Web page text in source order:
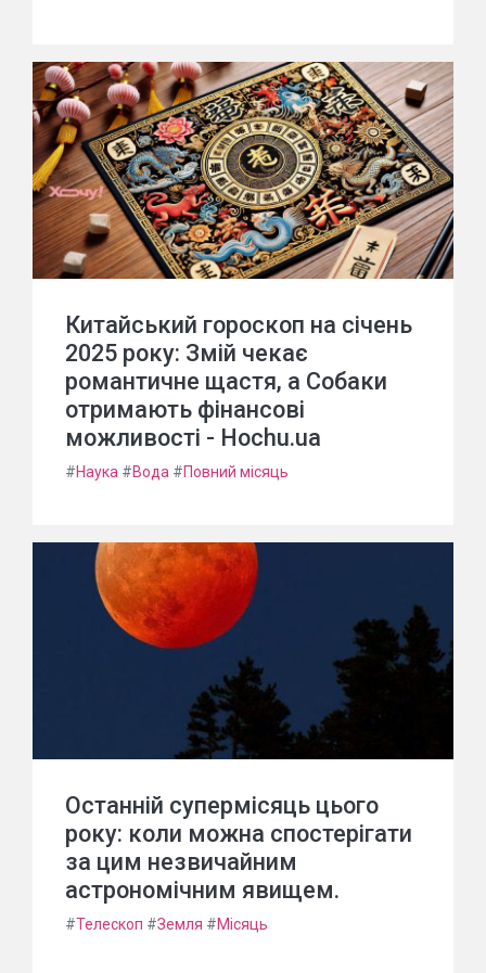
Китайський гороскоп на січень
2025 року: Змій чекає
романтичне щастя, а Собаки
отримають фінансові
можливості - Hochu.ua
#Наука #Вода #Повний місяць
Останній супермісяць цього
року: коли можна спостерігати
за цим незвичайним
астрономічним явищем.
#Телескоп #Земля #Місяць